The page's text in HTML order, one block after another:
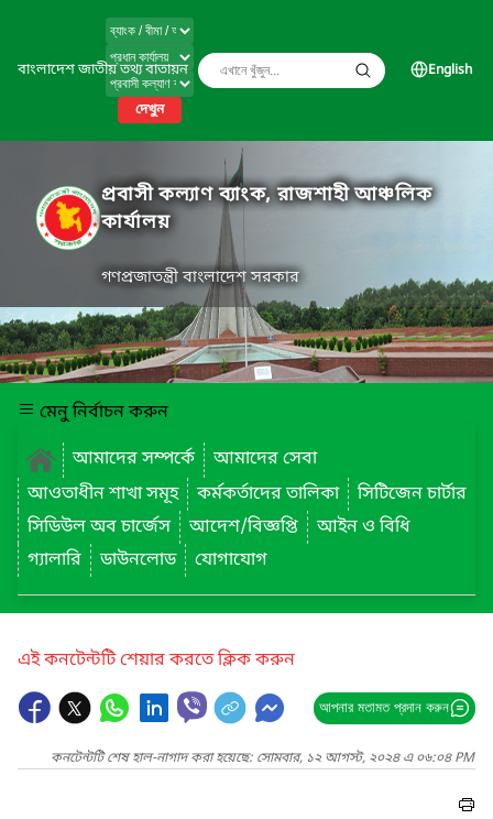
বাংলাদেশ জাতীয় তথ্য বাতায়ন
দেখুন
English
প্রবাসী কল্যাণ ব্যাংক, রাজশাহী আঞ্চলিক
কার্যালয়
গণপ্রজাতন্ত্রী বাংলাদেশ সরকার
মেনু নির্বাচন করুন
আমাদের সম্পর্কে
আমাদের সেবা
আওতাধীন শাখা সমূহ
কর্মকর্তাদের তালিকা
সিটিজেন চার্টার
সিডিউল অব চার্জেস
আদেশ/বিজ্ঞপ্তি
আইন ও বিধি
গ্যালারি
ডাউনলোড যোগাযোগ
এই কনটেন্টটি শেয়ার করতে ক্লিক করুন
আপনার মতামত প্রদান করুন
কনটেন্টটি শেষ হাল-নাগাদ করা হয়েছে: সোমবার, ১২ আগস্ট, ২০২৪ এ ০৬:০৪ PM